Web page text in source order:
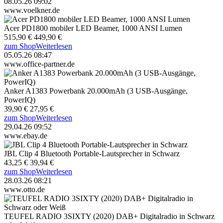
www.voelkner.de
Acer PD1800 mobiler LED Beamer, 1000 ANSI Lumen
515,90 € 449,90 €
zum ShopWeiterlesen
05.05.26 08:47
www.office-partner.de
Anker A1383 Powerbank 20.000mAh (3 USB-Ausgänge,
PowerIQ)
39,90 € 27,95 €
zum ShopWeiterlesen
29.04.26 09:52
www.ebay.de
JBL Clip 4 Bluetooth Portable-Lautsprecher in Schwarz
43,25 € 39,94 €
zum ShopWeiterlesen
28.03.26 08:21
www.otto.de
TEUFEL RADIO 3SIXTY (2020) DAB+ Digitalradio in Schwarz